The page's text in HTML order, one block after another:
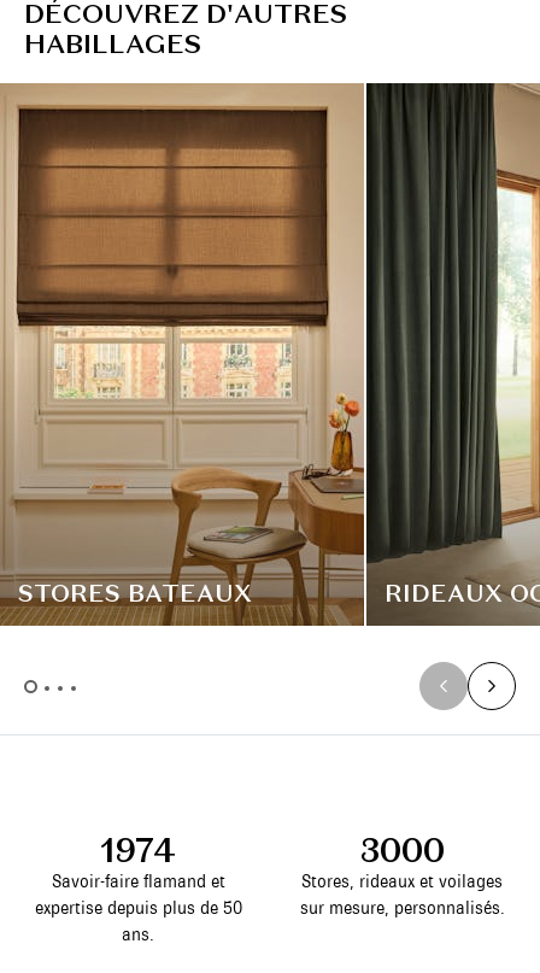
DÉCOUVREZ D'AUTRES
HABILLAGES
STORES BATEAUX RIDEAUX
1974
Savoir-faire flamand et
expertise depuis plus de 50
ans.
3000
Stores, rideaux et voilages
sur mesure, personnalisés.